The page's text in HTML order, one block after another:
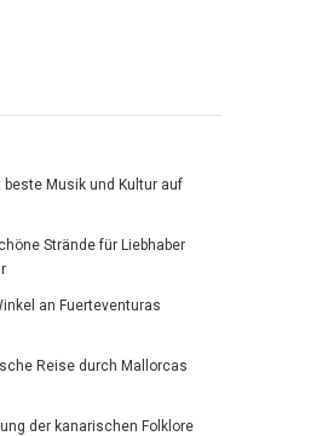
beste Musik und Kultur auf
Strände für Liebhaber
an Fuerteventuras
Reise durch Mallorcas
der kanarischen Folklore